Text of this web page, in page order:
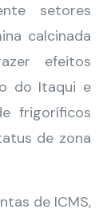
setores
calcinada
efeitos
do Itaqui e
frigoríficos
de zona
de ICMS,